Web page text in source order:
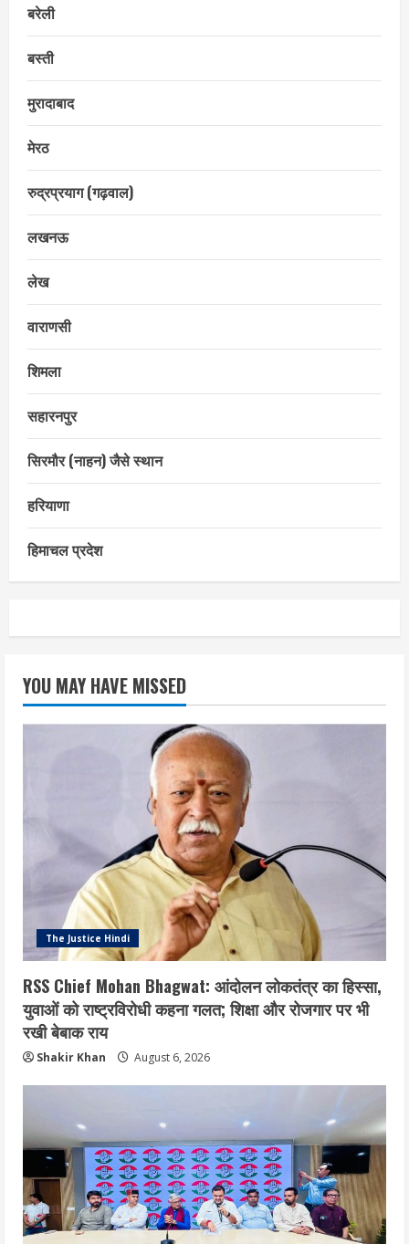
बरेली
बस्ती
मुरादाबाद
मेरठ
रुद्रप्रयाग (गढ़वाल)
लखनऊ
लेख
वाराणसी
शिमला
सहारनपुर
सिरमौर (नाहन) जैसे स्थान
हरियाणा
हिमाचल प्रदेश
YOU MAY HAVE MISSED
The Justice Hindi
RSS Chief Mohan Bhagwat: आंदोलन लोकतंत्र का हिस्सा,
युवाओं को राष्ट्रविरोधी कहना गलत; शिक्षा और रोजगार पर भी
रखी बेबाक राय
Shakir Khan August 6, 2026